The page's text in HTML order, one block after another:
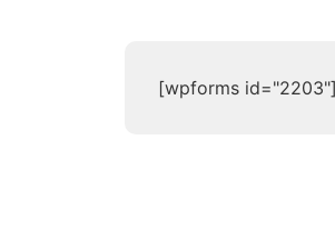
[wpforms id="2203"]